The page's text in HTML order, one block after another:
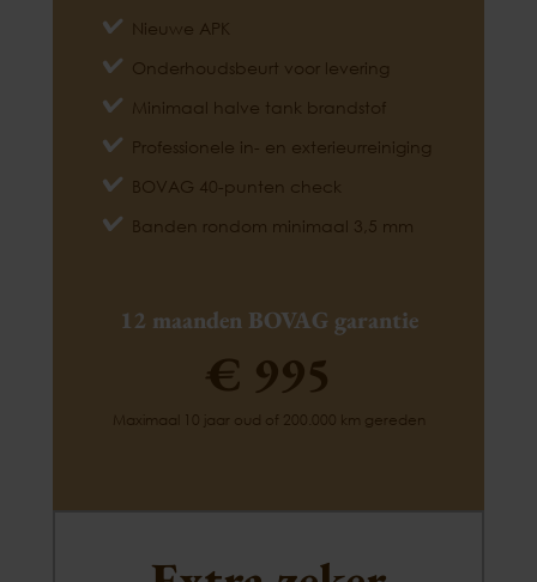
Nieuwe APK
Onderhoudsbeurt voor levering
Minimaal halve tank brandstof
Professionele in- en exterieurreiniging
BOVAG 40-punten check
Banden rondom minimaal 3,5 mm
12 maanden BOVAG garantie
€ 995
Maximaal 10 jaar oud of 200.000 km gereden